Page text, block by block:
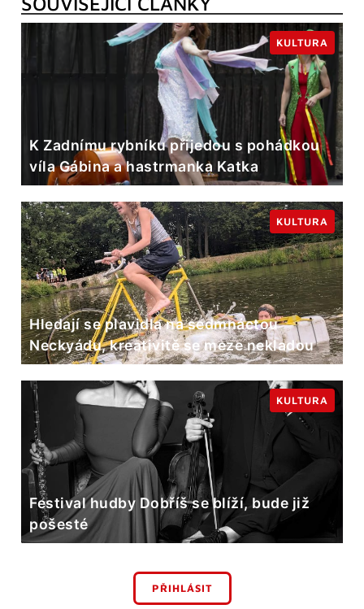
K Zadnímu rybníku přijedou s pohádkou
víla Gábina a hastrmanka Katka
KULTURA
Hledají se plavidla na sedmnáctou
Neckyádu, kreativitě se meze nekladou
KULTURA
Festival hudby Dobříš se blíží, bude již
pošesté
KULTURA
PŘIHLÁSIT